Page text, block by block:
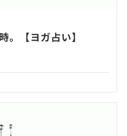
【ヨガ占い】